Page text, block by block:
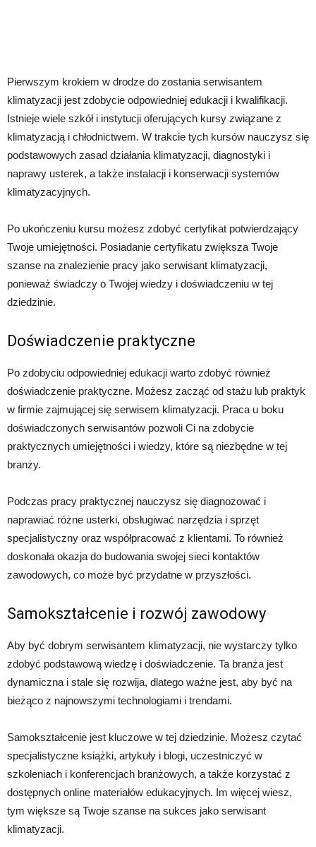
Pierwszym krokiem w drodze do zostania serwisantem
klimatyzacji jest zdobycie odpowiedniej edukacji i kwalifikacji.
Istnieje wiele szkół i instytucji oferujących kursy związane z
klimatyzacją i chłodnictwem. W trakcie tych kursów nauczysz się
podstawowych zasad działania klimatyzacji, diagnostyki i
naprawy usterek, a także instalacji i konserwacji systemów
klimatyzacyjnych.
Po ukończeniu kursu możesz zdobyć certyfikat potwierdzający
Twoje umiejętności. Posiadanie certyfikatu zwiększa Twoje
szanse na znalezienie pracy jako serwisant klimatyzacji,
ponieważ świadczy o Twojej wiedzy i doświadczeniu w tej
dziedzinie.
Doświadczenie praktyczne
Po zdobyciu odpowiedniej edukacji warto zdobyć również
doświadczenie praktyczne. Możesz zacząć od stażu lub praktyk
w firmie zajmującej się serwisem klimatyzacji. Praca u boku
doświadczonych serwisantów pozwoli Ci na zdobycie
praktycznych umiejętności i wiedzy, które są niezbędne w tej
branży.
Podczas pracy praktycznej nauczysz się diagnozować i
naprawiać różne usterki, obsługiwać narzędzia i sprzęt
specjalistyczny oraz współpracować z klientami. To również
doskonała okazja do budowania swojej sieci kontaktów
zawodowych, co może być przydatne w przyszłości.
Samokształcenie i rozwój zawodowy
Aby być dobrym serwisantem klimatyzacji, nie wystarczy tylko
zdobyć podstawową wiedzę i doświadczenie. Ta branża jest
dynamiczna i stale się rozwija, dlatego ważne jest, aby być na
bieżąco z najnowszymi technologiami i trendami.
Samokształcenie jest kluczowe w tej dziedzinie. Możesz czytać
specjalistyczne książki, artykuły i blogi, uczestniczyć w
szkoleniach i konferencjach branżowych, a także korzystać z
dostępnych online materiałów edukacyjnych. Im więcej wiesz,
tym większe są Twoje szanse na sukces jako serwisant
klimatyzacji.